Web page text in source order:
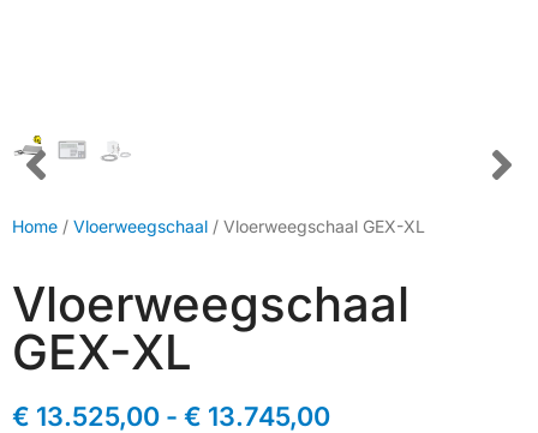
Home / Vloerweegschaal / Vloerweegschaal GEX-XL
Vloerweegschaal
GEX-XL
€ 13.525,00 - € 13.745,00